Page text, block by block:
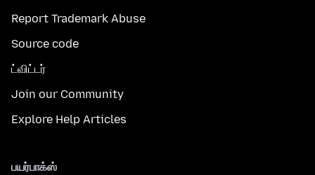
Report Trademark Abuse
Source code
ட்விட்டர்
Join our Community
Explore Help Articles
பயர்பாக்ஸ்